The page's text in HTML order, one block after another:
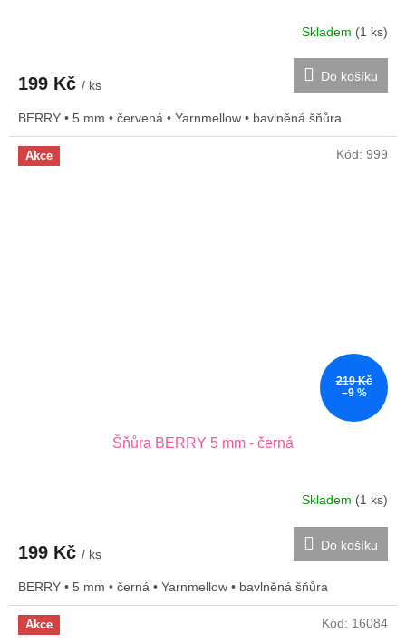
Skladem (1 ks)
199 Kč / ks
Do košíku
BERRY • 5 mm • červená • Yarnmellow • bavlněná šňůra
Akce
219 Kč
–9 %
Šňůra BERRY 5 mm - černá
Skladem (1 ks)
199 Kč / ks
Do košíku
BERRY • 5 mm • černá • Yarnmellow • bavlněná šňůra
Kód: 999
Akce Kód: 16084